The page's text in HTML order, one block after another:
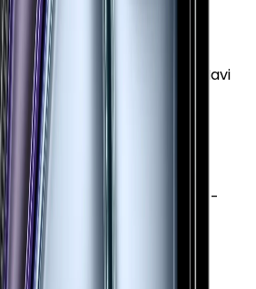
- 128 GB - 11 inç - Wi-Fi - Mavi
Nesil) - 128 GB - 13 inç - Wi-Fi -